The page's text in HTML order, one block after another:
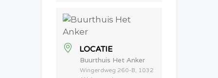
LOCATIE
Buurthuis Het Anker
Wingerdweg 260-B, 1032